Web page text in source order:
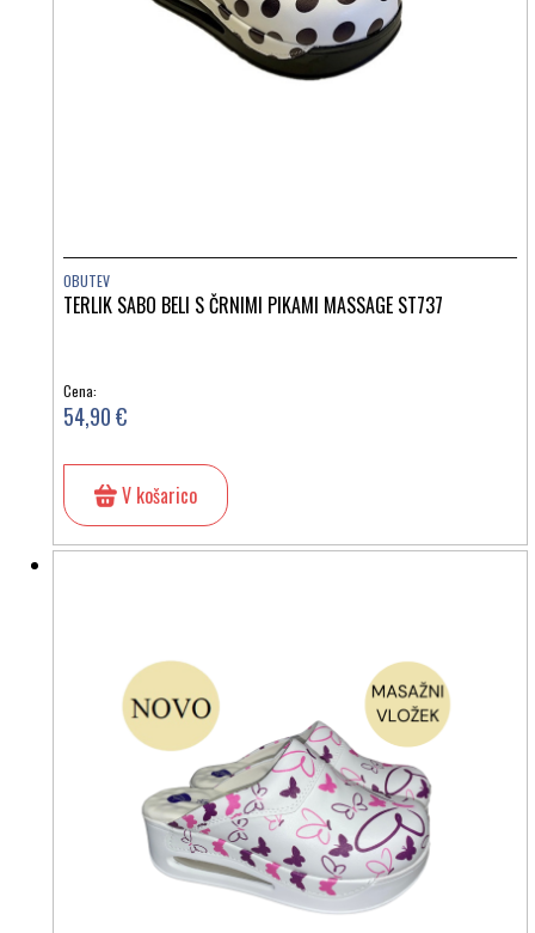
OBUTEV
TERLIK SABO BELI S ČRNIMI PIKAMI MASSAGE ST737
Cena:
54,90 €
V košarico